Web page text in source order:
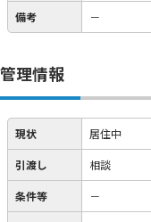
備考 －
管理情報
現状 居住中
引渡し 相談
条件等 －